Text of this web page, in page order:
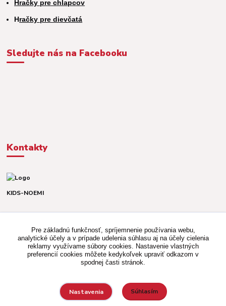
Hračky pre chlapcov
Hračky pre dievčatá
Sledujte nás na Facebooku
Kontakty
KIDS-NOEMI
(Po-Pia, 8-16 hod.)
kidsnoemi.shop@gmail.com
Pre základnú funkčnosť, spríjemnenie používania webu,
analytické účely a v prípade udelenia súhlasu aj na účely cielenia
reklamy využívame súbory cookies. Nastavenie vlastných
preferencií cookies môžete kedykoľvek upraviť odkazom v
spodnej časti stránok.
Nastavenia Súhlasím